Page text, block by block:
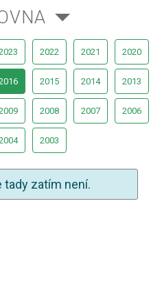
2022 2021 2020
2015 2014 2013
2008 2007 2006
2003
tady zatím není.